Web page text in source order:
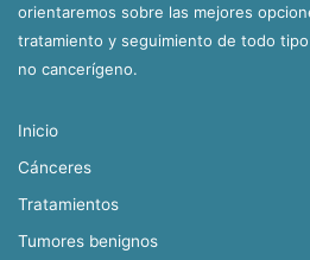
orientaremos sobre las mejores
tratamiento y seguimiento de todo
no cancerígeno.
Inicio
Cánceres
Tratamientos
Tumores benignos